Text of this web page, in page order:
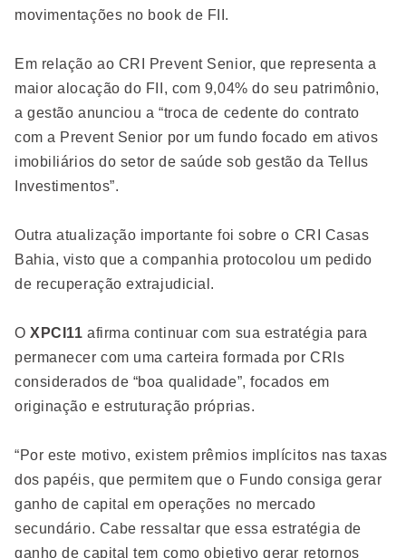
movimentações no book de FII.
Em relação ao CRI Prevent Senior, que representa a
maior alocação do FII, com 9,04% do seu patrimônio,
a gestão anunciou a “troca de cedente do contrato
com a Prevent Senior por um fundo focado em ativos
imobiliários do setor de saúde sob gestão da Tellus
Investimentos”.
Outra atualização importante foi sobre o CRI Casas
Bahia, visto que a companhia protocolou um pedido
de recuperação extrajudicial.
OXPCI11 afirma continuar com sua estratégia para
permanecer com uma carteira formada por CRIs
considerados de “boa qualidade”, focados em
originação e estruturação próprias.
“Por este motivo, existem prêmios implícitos nas taxas
dos papéis, que permitem que o Fundo consiga gerar
ganho de capital em operações no mercado
secundário. Cabe ressaltar que essa estratégia de
ganho de capital tem como objetivo gerar retornos